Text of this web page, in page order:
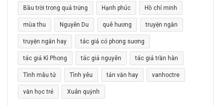
h
o
:
Bầu trời trong quả trứng Hạnh phúc Hồ chí minh
mùa thu Nguyễn Du quê hương truyện ngắn
truyện ngắn hay tác giả cỏ phong sương
tác giả Kì Phong tác giả nguyên tác giả trần hàn
Tình mẫu tử Tình yêu tản văn hay vanhoctre
văn học trẻ Xuân quỳnh